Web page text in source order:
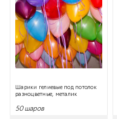
Шарики гелиевые под потолок
разноцветные, металик
50 шаров